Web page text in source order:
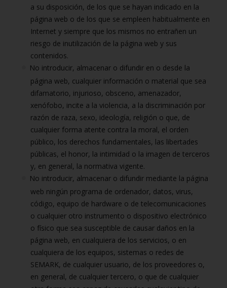
a su disposición, de los que se hayan indicado en la
página web o de los que se empleen habitualmente en
Internet y siempre que los mismos no entrañen un
riesgo de inutilización de la página web y sus
contenidos.
No introducir, almacenar o difundir en o desde la
página web, cualquier información o material que sea
difamatorio, injurioso, obsceno, amenazador,
xenófobo, incite a la violencia, a la discriminación por
razón de raza, sexo, ideología, religión o que, de
cualquier forma atente contra la moral, el orden
público, los derechos fundamentales, las libertades
públicas, el honor, la intimidad o la imagen de terceros
y, en general, la normativa vigente.
No introducir, almacenar o difundir mediante la página
web ningún programa de ordenador, datos, virus,
código, equipo de hardware o de telecomunicaciones
o cualquier otro instrumento o dispositivo electrónico
o físico que sea susceptible de causar daños en la
página web, en cualquiera de los servicios, o en
cualquiera de los equipos, sistemas o redes de
SEMARK, de cualquier usuario, de los proveedores o,
en general, de cualquier tercero, o que de cualquier